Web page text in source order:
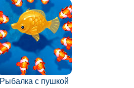
Рыбалка с пушкой